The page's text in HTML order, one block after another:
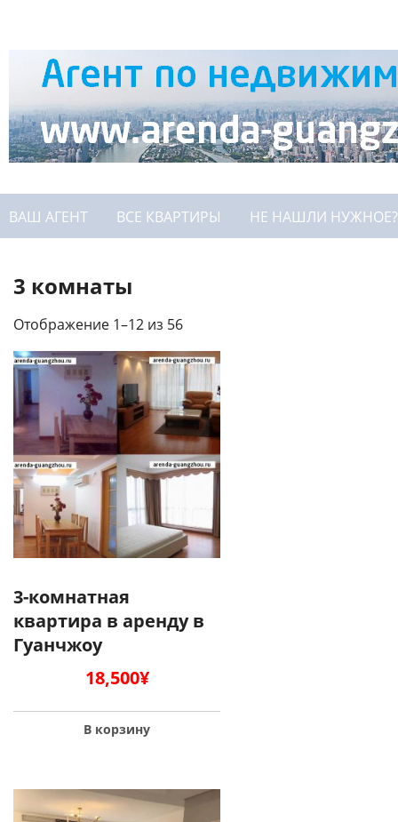
ВАШ АГЕНТ ВСЕ КВАРТИРЫ НЕ НАШЛИ НУЖНОЕ?
3 комнаты
Отображение 1–12 из 56
3-комнатная
квартира в аренду в
Гуанчжоу
18,500¥
В корзину